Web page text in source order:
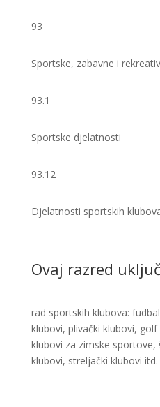
93
Sportske, zabavne i
93.1
Sportske djelatnosti
93.12
Djelatnosti sportskih
Ovaj razred
rad sportskih klubova:
klubovi, plivački klubovi,
klubovi za zimske sportove,
klubovi, streljački klubovi itd.